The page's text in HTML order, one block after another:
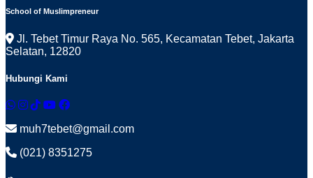
School of Muslimpreneur
Jl. Tebet Timur Raya No. 565, Kecamatan Tebet, Jakarta
Selatan, 12820
Hubungi Kami
muh7tebet@gmail.com
(021) 8351275